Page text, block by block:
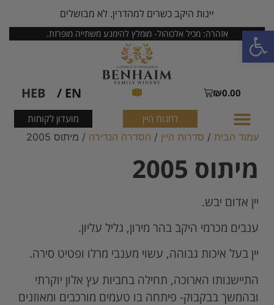
פתח סרגל נגישות
יינות היקב כשרים למהדרין. לא מבושלים
אזהרה: מכיל אלכוהול- מומלץ להימנע משתייה מופרזת.
₪0.00
EN /
HEB
לחנות היין
מועדון לקוחות
עמוד הבית / סדרות היין / הסדרה הנדירה / מיתוס 2005
מיתוס 2005
יין אדום יבש.
ענבים מכרמי היקב בהר מירון, גליל עליון.
יין בעל איכות גבוהה, עשוי מענבי מרלו ופטיט סירה.
התיישנותו הארוכה, תחילה בחביות עץ אלון יוקרתי
ובהמשך בבקבוק- פיתחה בו טעמים מורכבים ומאוזנים